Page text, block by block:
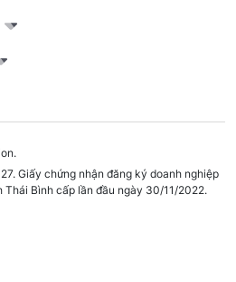
Giấy chứng nhận đăng ký doanh nghiệp
Thái Bình cấp lần đầu ngày 30/11/2022.